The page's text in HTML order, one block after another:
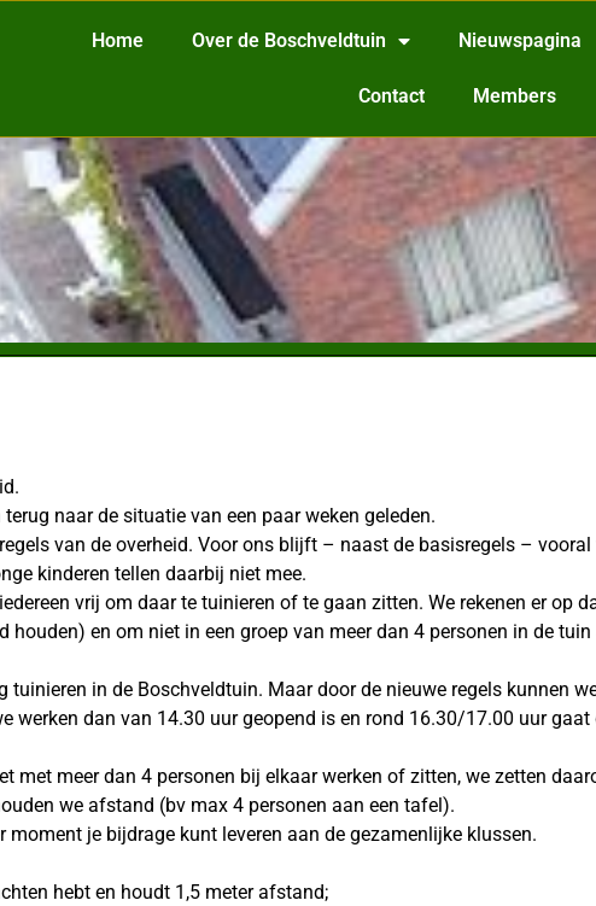
Home Over de Boschveldtuin Nieuwspagina
Contact Members
naar de situatie van een paar weken geleden.
van de overheid. Voor ons blijft – naast de basisregels –
kinderen tellen daarbij niet mee.
vrij om daar te tuinieren of te gaan zitten. We rekenen er op
en om niet in een groep van meer dan 4 personen in de
in de Boschveldtuin. Maar door de nieuwe regels kunnen
werken dan van 14.30 uur geopend is en rond 16.30/17.00 uur
met meer dan 4 personen bij elkaar werken of zitten, we zetten
we afstand (bv max 4 personen aan een tafel).
je bijdrage kunt leveren aan de gezamenlijke klussen.
hebt en houdt 1,5 meter afstand;